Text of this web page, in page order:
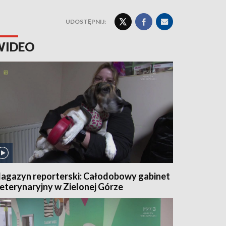
UDOSTĘPNIJ:
reporterski: Całodobowy gabinet
w Zielonej Górze